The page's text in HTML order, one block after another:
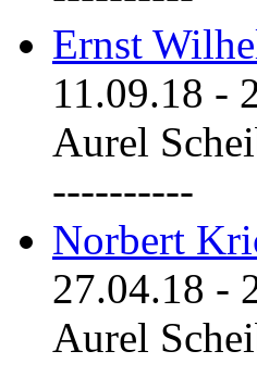
Ernst
11.09.18 -
Aurel
----------
Norbert
27.04.18 -
Aurel